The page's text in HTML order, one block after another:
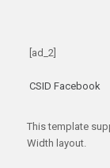
[ad_2]
CSID Facebook
This template
Width layout.